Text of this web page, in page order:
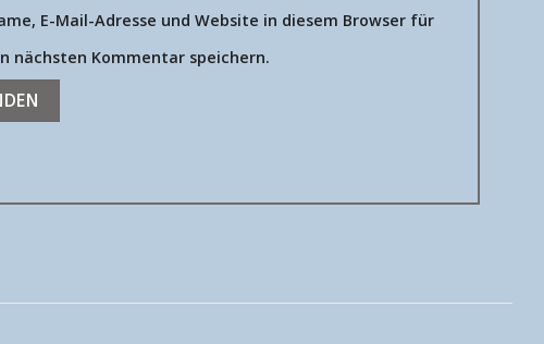
E-Mail-Adresse und Website in diesem Browser für
nächsten Kommentar speichern.